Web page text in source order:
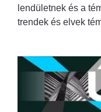
lendületnek és a
trendek és elvek